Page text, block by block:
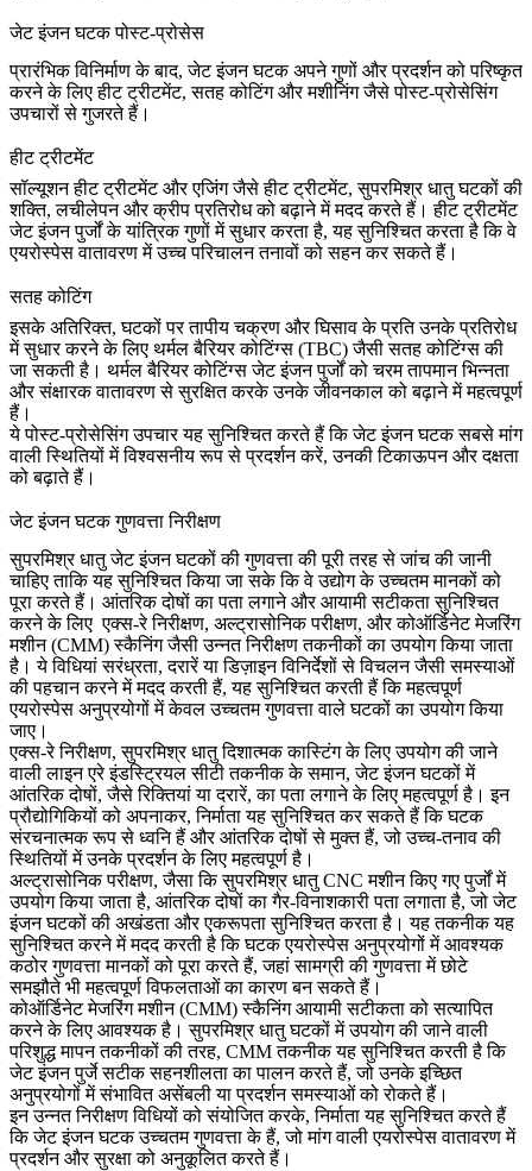
जेट इंजन घटक पोस्ट-प्रोसेस
प्रारंभिक विनिर्माण के बाद, जेट इंजन घटक अपने गुणों और प्रदर्शन को परिष्कृत
करने के लिए हीट ट्रीटमेंट, सतह कोटिंग और मशीनिंग जैसे पोस्ट-प्रोसेसिंग
उपचारों से गुजरते हैं।
हीट ट्रीटमेंट
सॉल्यूशन हीट ट्रीटमेंट और एजिंग जैसे हीट ट्रीटमेंट, सुपरमिश्र धातु घटकों की
शक्ति, लचीलेपन और क्रीप प्रतिरोध को बढ़ाने में मदद करते हैं।हीट ट्रीटमेंट
जेट इंजन पुर्जों के यांत्रिक गुणों में सुधार करता है, यह सुनिश्चित करता है कि वे
एयरोस्पेस वातावरण में उच्च परिचालन तनावों को सहन कर सकते हैं।
सतह कोटिंग
इसके अतिरिक्त, घटकों पर तापीय चक्रण और घिसाव के प्रति उनके प्रतिरोध
में सुधार करने के लिए थर्मल बैरियर कोटिंग्स (TBC) जैसी सतह कोटिंग्स की
जा सकती है। थर्मल बैरियर कोटिंग्सजेट इंजन पुर्जों को चरम तापमान भिन्नता
और संक्षारक वातावरण से सुरक्षित करके उनके जीवनकाल को बढ़ाने में महत्वपूर्ण
हैं।
ये पोस्ट-प्रोसेसिंग उपचार यह सुनिश्चित करते हैं कि जेट इंजन घटक सबसे मांग
वाली स्थितियों में विश्वसनीय रूप से प्रदर्शन करें, उनकी टिकाऊपन और दक्षता
को बढ़ाते हैं।
जेट इंजन घटक गुणवत्ता निरीक्षण
सुपरमिश्र धातु जेट इंजन घटकों की गुणवत्ता की पूरी तरह से जांच की जानी
चाहिए ताकि यह सुनिश्चित किया जा सके कि वे उद्योग के उच्चतम मानकों को
पूरा करते हैं। आंतरिक दोषों का पता लगाने और आयामी सटीकता सुनिश्चित
करने के लिएएक्स-रे निरीक्षण, अल्ट्रासोनिक परीक्षण, औरकोऑर्डिनेट मेजरिंग
मशीन (CMM)स्कैनिंग जैसी उन्नत निरीक्षण तकनीकों का उपयोग किया जाता
है। ये विधियां सरंध्रता, दरारें या डिज़ाइन विनिर्देशों से विचलन जैसी समस्याओं
की पहचान करने में मदद करती हैं, यह सुनिश्चित करती हैं कि महत्वपूर्ण
एयरोस्पेस अनुप्रयोगों में केवल उच्चतम गुणवत्ता वाले घटकों का उपयोग किया
जाए।
एक्स-रे निरीक्षण, सुपरमिश्र धातु दिशात्मक कास्टिंग के लिए उपयोग की जाने
वालीलाइन एरे इंडस्ट्रियल सीटी तकनीकके समान, जेट इंजन घटकों में
आंतरिक दोषों, जैसे रिक्तियां या दरारें, का पता लगाने के लिए महत्वपूर्ण है। इन
प्रौद्योगिकियों को अपनाकर, निर्माता यह सुनिश्चित कर सकते हैं कि घटक
संरचनात्मक रूप से ध्वनि हैं और आंतरिक दोषों से मुक्त हैं, जो उच्च-तनाव की
स्थितियों में उनके प्रदर्शन के लिए महत्वपूर्ण है।
अल्ट्रासोनिक परीक्षण, जैसा किसुपरमिश्र धातु CNC मशीन किए गए पुर्जोंमें
उपयोग किया जाता है, आंतरिक दोषों का गैर-विनाशकारी पता लगाता है, जो जेट
इंजन घटकों की अखंडता और एकरूपता सुनिश्चित करता है। यह तकनीक यह
सुनिश्चित करने में मदद करती है कि घटक एयरोस्पेस अनुप्रयोगों में आवश्यक
कठोर गुणवत्ता मानकों को पूरा करते हैं, जहां सामग्री की गुणवत्ता में छोटे
समझौते भी महत्वपूर्ण विफलताओं का कारण बन सकते हैं।
कोऑर्डिनेट मेजरिंग मशीन (CMM) स्कैनिंग आयामी सटीकता को सत्यापित
करने के लिए आवश्यक है। सुपरमिश्र धातु घटकों में उपयोग की जाने वाली
परिशुद्ध मापन तकनीकोंकी तरह, CMM तकनीक यह सुनिश्चित करती है कि
जेट इंजन पुर्जे सटीक सहनशीलता का पालन करते हैं, जो उनके इच्छित
अनुप्रयोगों में संभावित असेंबली या प्रदर्शन समस्याओं को रोकते हैं।
इन उन्नत निरीक्षण विधियों को संयोजित करके, निर्माता यह सुनिश्चित करते हैं
कि जेट इंजन घटक उच्चतम गुणवत्ता के हैं, जो मांग वाली एयरोस्पेस वातावरण में
प्रदर्शन और सुरक्षा को अनुकूलित करते हैं।